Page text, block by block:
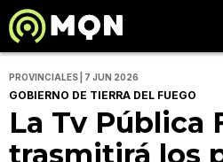
PROVINCIALES | 7 JUN 2026
GOBIERNO DE TIERRA DEL FUEGO
La Tv Pública
trasmitirá los